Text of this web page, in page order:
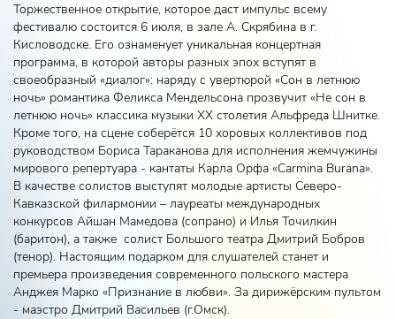
Торжественное открытие, которое даст импульс всему
фестивалю состоится 6 июля, в зале А. Скрябина в г.
Кисловодске. Его ознаменует уникальная концертная
программа, в которой авторы разных эпох вступят в
своеобразный «диалог»: наряду с увертюрой «Сон в летнюю
ночь» романтика Феликса Мендельсона прозвучит «Не сон в
летнюю ночь» классика музыки XX столетия Альфреда Шнитке.
Кроме того, на сцене соберётся 10 хоровых коллективов под
руководством Бориса Тараканова для исполнения жемчужины
мирового репертуара - кантаты Карла Орфа «Carmina Burana».
В качестве солистов выступят молодые артисты Северо-
Кавказской филармонии – лауреаты международных
конкурсов Айшан Мамедова (сопрано) и Илья Точилкин
(баритон), а также солист Большого театра Дмитрий Бобров
(тенор). Настоящим подарком для слушателей станет и
премьера произведения современного польского мастера
Анджея Марко «Признание в любви». За дирижёрским пультом
- маэстро Дмитрий Васильев (г.Омск).